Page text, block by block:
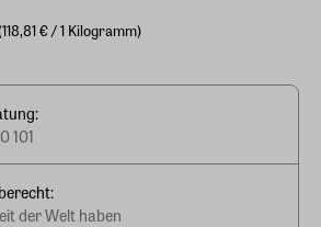
€ / 1 Kilogramm)
101
der Welt haben